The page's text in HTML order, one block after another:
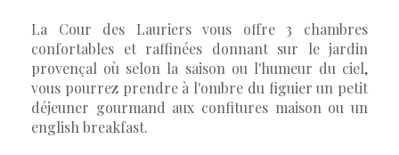
La Cour des Lauriers vous offre 3 chambres
confortables et raffinées donnant sur le jardin
provençal où selon la saison ou l'humeur du ciel,
vous pourrez prendre à l'ombre du figuier un petit
déjeuner gourmand aux confitures maison ou un
english breakfast.